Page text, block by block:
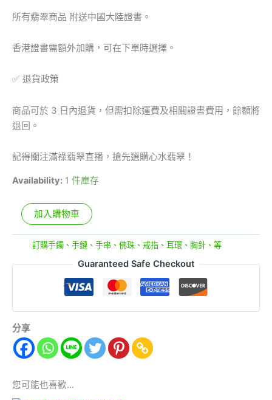
所有翡翠商品 附送中國大陸證書。
香港證書需額外加購，可在下單時選擇。
✅ 退貨政策
商品可於 3 日內退貨，但需扣除運費及相關證書費用，餘額將
退回。
記得關注滿祿翡翠直播，搶先選購心水翡翠！
Availability: 1 件庫存
加入購物車
訂購手鐲、手鏈、手串、佛珠、戒指、耳環、胸針、等
Guaranteed Safe Checkout
分享
您可能也喜歡…